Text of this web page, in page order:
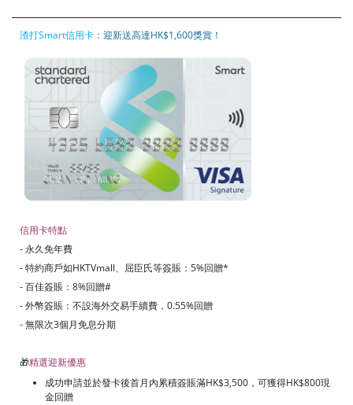
渣打Smart信用卡 ：迎新送高達HK$1,600獎賞！
信用卡特點
- 永久免年費
- 特約商戶如HKTVmall、屈臣氏等簽賬：5%回贈*
- 百佳簽賬：8%回贈#
- 外幣簽賬：不設海外交易手續費，0.55%回贈
- 無限次3個月免息分期
🎁精選迎新優惠
成功申請並於發卡後首月內累積簽賬滿HK$3,500，可獲得HK$800現
金回贈